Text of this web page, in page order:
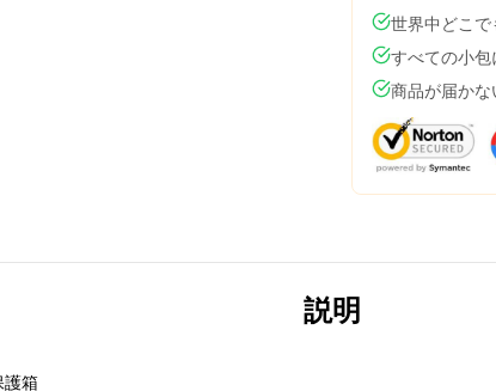
世界中どこで
すべての小
商品が届かな
説明
護箱